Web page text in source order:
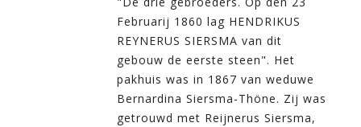
Februarij 1860 lag HENDRIKUS
REYNERUS SIERSMA van dit
gebouw de eerste steen". Het
pakhuis was in 1867 van weduwe
Bernardina Siersma-Thöne. Zij was
getrouwd met Reijnerus Siersma,